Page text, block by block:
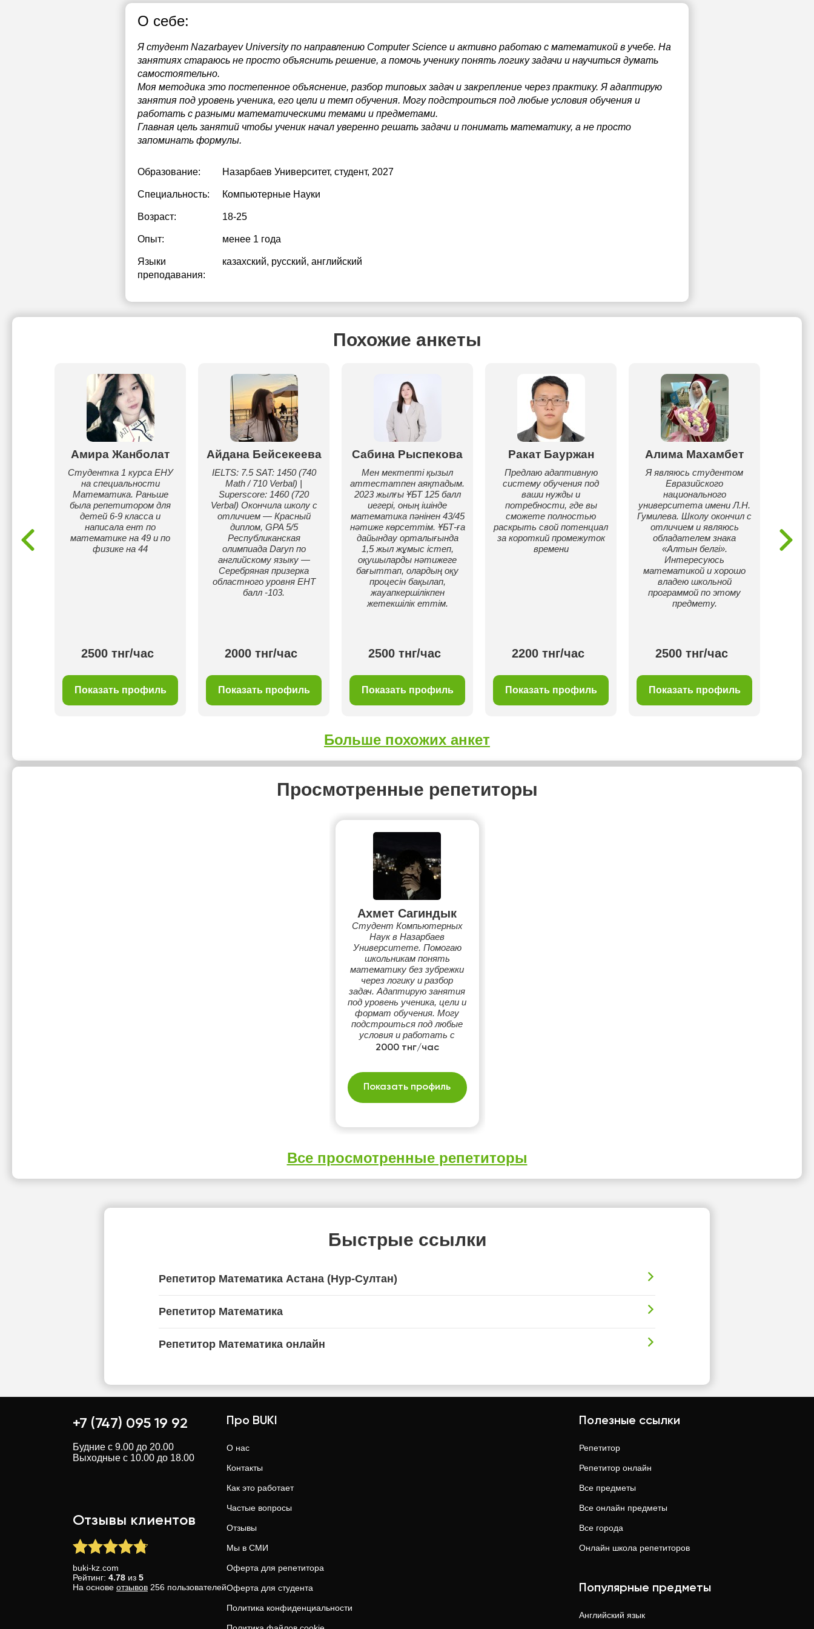
О себе:
Я студент Nazarbayev University по направлению Computer Science и активно работаю с математикой в учебе. На
занятиях стараюсь не просто объяснить решение, а помочь ученику понять логику задачи и научиться думать
самостоятельно.
Моя методика это постепенное объяснение, разбор типовых задач и закрепление через практику. Я адаптирую
занятия под уровень ученика, его цели и темп обучения. Могу подстроиться под любые условия обучения и
работать с разными математическими темами и предметами.
Главная цель занятий чтобы ученик начал уверенно решать задачи и понимать математику, а не просто
запоминать формулы.
Образование: Назарбаев Университет, студент, 2027
Специальность: Компьютерные Науки
Возраст: 18-25
Опыт: менее 1 года
Языки
преподавания:
казахский, русский, английский
Похожие анкеты
под
Амира Жанболат
Студентка 1 курса ЕНУ
на специальности
Математика. Раньше
была репетитором для
детей 6-9 класса и
написала ент по
математике на 49 и по
физике на 44
2500 тнг/час
Показать профиль
Айдана Бейсекеева
IELTS: 7.5 SAT: 1450 (740
Math / 710 Verbal) |
Superscore: 1460 (720
Verbal) Окончила школу с
отличием — Красный
диплом, GPA 5/5
Республиканская
олимпиада Daryn по
английскому языку —
Серебряная призерка
областного уровня ЕНТ
балл -103.
2000 тнг/час
Показать профиль
Сабина Рыспекова
Мен мектепті қызыл
аттестатпен аяқтадым.
2023 жылғы ҰБТ 125 балл
иегері, оның ішінде
математика пәнінен 43/45
нәтиже көрсеттім. ҰБТ-ға
дайындау орталығында
1,5 жыл жұмыс істеп,
оқушыларды нәтижеге
бағыттап, олардың оқу
процесін бақылап,
жауапкершілікпен
жетекшілік еттім.
2500 тнг/час
Показать профиль
Ракат Бауржан
Предлаю адаптивную
систему обучения под
ваши нужды и
потребности, где вы
сможете полностью
раскрыть свой потенциал
за короткий промежуток
времени
2200 тнг/час
Показать профиль
Алима Махамбет
Я являюсь студентом
Евразийского
национального
университета имени Л.Н.
Гумилева. Школу окончил с
отличием и являюсь
обладателем знака
«Алтын белгі».
Интересуюсь
математикой и хорошо
владею школьной
программой по этому
предмету.
2500 тнг/час
Показать профиль
Больше похожих анкет
Просмотренные репетиторы
Ахмет Сагиндык
Студент Компьютерных
Наук в Назарбаев
Университете. Помогаю
школьникам понять
математику без зубрежки
через логику и разбор
задач. Адаптирую занятия
под уровень ученика, цели и
формат обучения. Могу
подстроиться под любые
условия и работать с
разными
2000 тнг/час
Показать профиль
Все просмотренные репетиторы
Быстрые ссылки
Репетитор Математика Астана (Нур-Султан)
Репетитор Математика
Репетитор Математика онлайн
+7 (747) 095 19 92
Будние с 9.00 до 20.00
Выходные с 10.00 до 18.00
Отзывы клиентов
buki-kz.com
Рейтинг: 4.78 из 5
На основе отзывов 256 пользователей
Про BUKI
О нас
Контакты
Как это работает
Частые вопросы
Отзывы
Мы в СМИ
Оферта для репетитора
Оферта для студента
Политика конфиденциальности
Полезные ссылки
Репетитор
Репетитор онлайн
Все предметы
Все онлайн предметы
Все города
Онлайн школа репетиторов
Популярные предметы
Английский язык